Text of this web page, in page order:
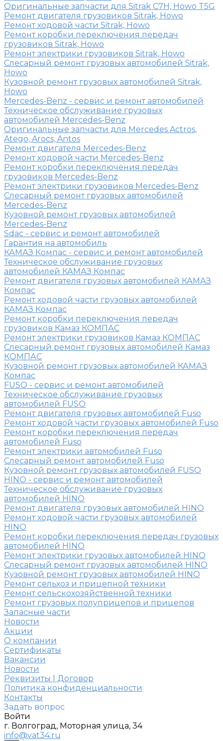
Оригинальные запчасти для Sitrak C7H, Howo T5G
Ремонт двигателя грузовиков Sitrak, Howo
Ремонт ходовой части Sitrak, Howo
Ремонт коробки переключения передач
грузовиков Sitrak, Howo
Ремонт электрики грузовиков Sitrak, Howo
Слесарный ремонт грузовых автомобилей Sitrak,
Howo
Кузовной ремонт грузовых автомобилей Sitrak,
Howo
Mercedes-Benz - сервис и ремонт автомобилей
Техническое обслуживание грузовых
автомобилей Mercedes-Benz
Оригинальные запчасти для Mercedes Actros,
Atego, Arocs, Antos
Ремонт двигателя Mercedes-Benz
Ремонт ходовой части Mercedes-Benz
Ремонт коробки переключения передач
грузовиков Mercedes-Benz
Ремонт электрики грузовиков Mercedes-Benz
Слесарный ремонт грузовых автомобилей
Mercedes-Benz
Кузовной ремонт грузовых автомобилей
Mercedes-Benz
Sdac - сервис и ремонт автомобилей
Гарантия на автомобиль
КАМАЗ Компас - сервис и ремонт автомобилей
Техническое обслуживание грузовых
автомобилей КАМАЗ Компас
Ремонт двигателя грузовых автомобилей КАМАЗ
Компас
Ремонт ходовой части грузовых автомобилей
КАМАЗ Компас
Ремонт коробки переключения передач
грузовиков Камаз КОМПАС
Ремонт электрики грузовиков Камаз КОМПАС
Слесарный ремонт грузовых автомобилей Камаз
КОМПАС
Кузовной ремонт грузовых автомобилей КАМАЗ
Компас
FUSO - сервис и ремонт автомобилей
Техническое обслуживание грузовых
автомобилей FUSO
Ремонт двигателя грузовых автомобилей Fuso
Ремонт ходовой части грузовых автомобилей Fuso
Ремонт коробки переключения передач
автомобилей Fuso
Ремонт электрики автомобилей Fuso
Слесарный ремонт автомобилей Fuso
Кузовной ремонт грузовых автомобилей FUSO
HINO - сервис и ремонт автомобилей
Техническое обслуживание грузовых
автомобилей HINO
Ремонт двигателя грузовых автомобилей HINO
Ремонт ходовой части грузовых автомобилей
HINO
Ремонт коробки переключения передач грузовых
автомобилей HINO
Ремонт электрики грузовых автомобилей HINO
Слесарный ремонт грузовых автомобилей HINO
Кузовной ремонт грузовых автомобилей HINO
Ремонт сельхоз и прицепной техники
Ремонт сельскохозяйственной техники
Ремонт грузовых полуприцепов и прицепов
Запасные части
Новости
Акции
О компании
Сертификаты
Вакансии
Новости
Реквизиты | Договор
Политика конфиденциальности
Контакты
Задать вопрос
Войти
г. Волгоград, Моторная улица, 34
info@vat34.ru